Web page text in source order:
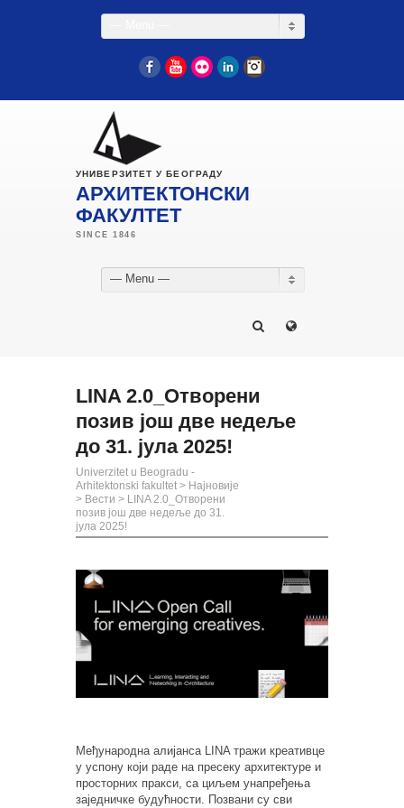
FacebookYouTube
Flickr LinkedIn
УНИВЕРЗИТЕТ У БЕОГРАДУ
АРХИТЕКТОНСКИ
ФАКУЛТЕТ
— Menu —
LINA 2.0_Отворени
позив још две недеље
до 31. јула 2025!
Univerzitet u Beogradu -
Arhitektonski fakultet > Најновије
> Вести > LINA 2.0_Отворени
позив још две недеље до 31.
јула 2025!
Међународна алијанса LINA тражи креативце
у успону који раде на пресеку архитектуре и
просторних пракси, са циљем унапређења
заједничке будућности. Позвани су сви